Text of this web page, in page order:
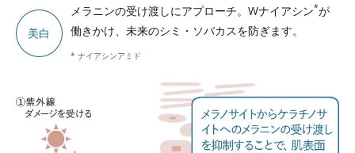
美白
メラニンの受け渡しにアプローチ。Wナイアシン*が
働きかけ、未来のシミ・ソバカスを防ぎます。
* ナイアシンアミド